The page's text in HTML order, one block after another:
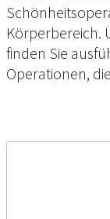
Körperbereich.
finden Sie
Operationen,